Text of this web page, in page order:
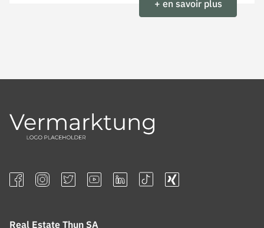
+ en savoir plus
Real Estate Thun SA